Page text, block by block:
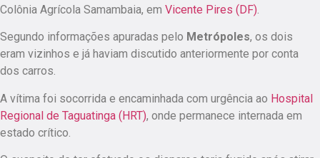
Colônia Agrícola Samambaia, em Vicente Pires (DF).
Segundo informações apuradas pelo Metrópoles, os dois
eram vizinhos e já haviam discutido anteriormente por conta
dos carros.
A vítima foi socorrida e encaminhada com urgência ao Hospital
Regional de Taguatinga (HRT), onde permanece internada em
estado crítico.